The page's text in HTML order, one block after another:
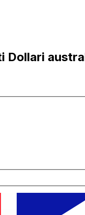
Dollari